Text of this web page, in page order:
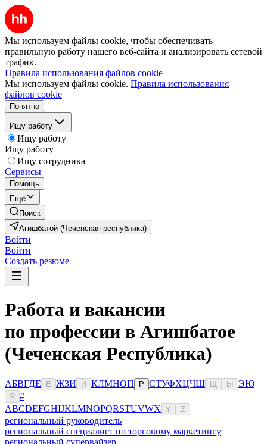
Мы используем файлы cookie, чтобы обеспечивать
правильную работу нашего веб-сайта и анализировать сетевой
трафик.
Правила использования файлов cookie
Мы используем файлы cookie. Правила использования
файлов cookie
Понятно
Ищу работу
Ищу работу
Ищу работу
Ищу сотрудника
Сервисы
Помощь
Ещё
Поиск
Агишбатой (Чеченская республика)
Войти
Войти
Создать резюме
Работа и вакансии
по профессии в Агишбатое
(Чеченская Республика)
АБВГДЕ Ё ЖЗИ Й КЛМНОП Р СТУФХЦЧШ Ы ЭЮ
Я
#
ABCDEFGHIJKLMNOPQRSTUVWX Y Z
региональный руководитель
региональный специалист по торговому маркетингу
региональный супервайзер